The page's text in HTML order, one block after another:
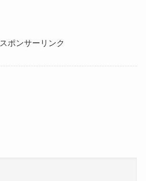
スポンサーリンク